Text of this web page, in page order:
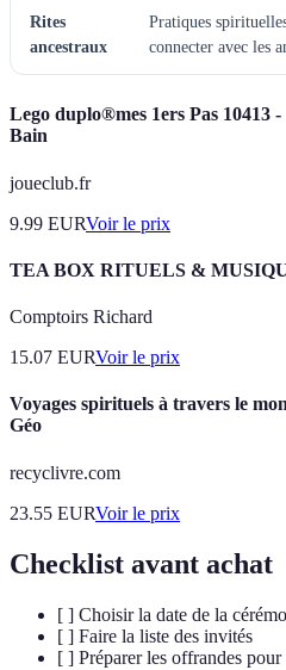
Rites
ancestraux
Pratiques
connecter avec les
Lego duplo®mes 1ers Pas 10413
Bain
joueclub.fr
9.99 EURVoir le prix
TEA BOX RITUELS &
Comptoirs Richard
15.07 EURVoir le prix
Voyages spirituels à travers le
Géo
recyclivre.com
23.55 EURVoir le prix
Checklist avant achat
[ ] Choisir la date de la
[ ] Faire la liste des invités
[ ] Préparer les offrandes pour